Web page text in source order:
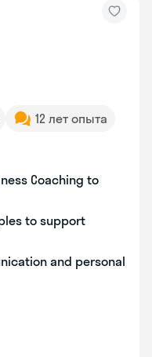
12 лет опыта
Coaching to
to support
and personal